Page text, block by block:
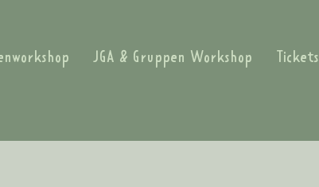
JGA & Gruppen Workshop Tickets